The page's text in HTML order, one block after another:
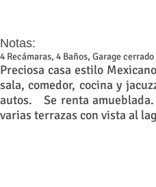
Notas:
4 Recámaras, 4 Baños, Garage
Preciosa casa estilo
sala, comedor, cocina y
autos. Se renta
varias terrazas con vista al